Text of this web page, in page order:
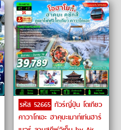
รหัส 52665 ทัวร์ญี่ปุ่น โตเกียว
คาวาโกเอะ ฮาคุบะเมาท์เท่นฮาร์